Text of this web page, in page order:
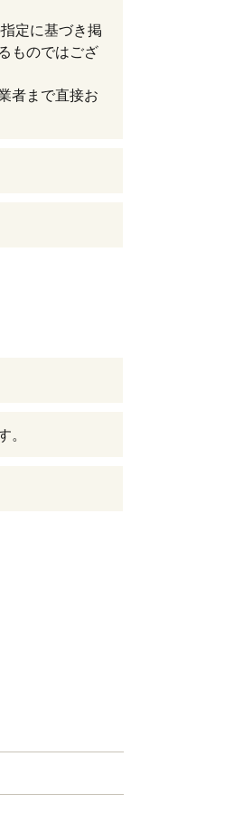
定に基づき掲
ものではござ
者まで直接お
。